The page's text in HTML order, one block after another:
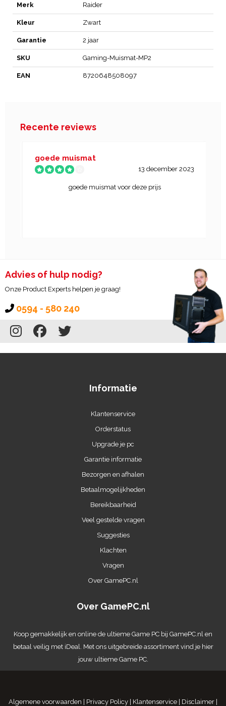
Merk Raider
Kleur Zwart
Garantie 2 jaar
SKU Gaming-Muismat-MP2
EAN 8720648508097
Recente reviews
goede muismat
13 december 2023
goede muismat voor deze prijs
Advies of hulp nodig?
Onze Product Experts helpen je graag!
0594 - 580 240
Informatie
Klantenservice
Orderstatus
Upgrade je pc
Garantie informatie
Bezorgen en afhalen
Betaalmogelijkheden
Bereikbaarheid
Veel gestelde vragen
Suggesties
Klachten
Vragen
Over GamePC.nl
Over GamePC.nl
Koop gemakkelijk en online de ultieme Game PC bij GamePC.nl en
betaal veilig met iDeal. Met ons uitgebreide assortiment vind je hier
jouw ultieme Game PC.
Algemene voorwaarden | Privacy Policy | Klantenservice | Disclaimer |